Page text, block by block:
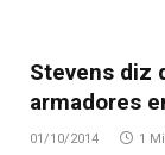
Stevens diz
armadores
01/10/2014 1